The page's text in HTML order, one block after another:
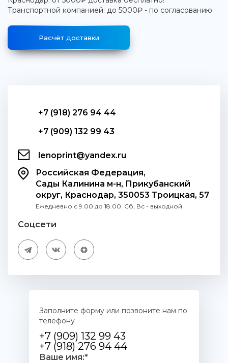
Транспортной компанией: до 5000₽ - по согласованию.
Расчёт доставки
+7 (918) 276 94 44
+7 (909) 132 99 43
lenoprint@yandex.ru
Российская Федерация,
Сады Калинина м-н, Прикубанский
округ, Краснодар, 350053 Троицкая, 57
Ежедневно с 9.00 до 18.00. Сб, Вс - выходной
Соцсети
Заполните форму или позвоните нам по
телефону
+7 (909) 132 99 43
+7 (918) 276 94 44
Ваше имя:*